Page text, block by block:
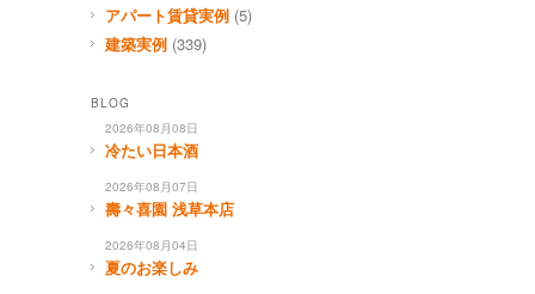
アパート賃貸実例 (5)
建築実例 (339)
BLOG
2026年08月08日
冷たい日本酒
2026年08月07日
壽々喜園 浅草本店
2026年08月04日
夏のお楽しみ